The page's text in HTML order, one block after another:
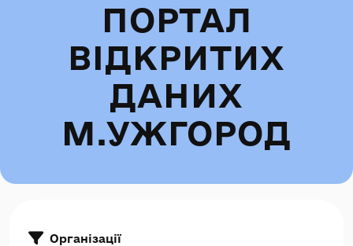
ПОРТАЛ
ВІДКРИТИХ
ДАНИХ
М.УЖГОРОД
Організації